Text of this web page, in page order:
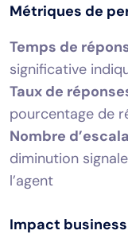
Métriques de
Temps de
significative
Taux de
pourcentage de
Nombre
diminution
l’agent
Impact business